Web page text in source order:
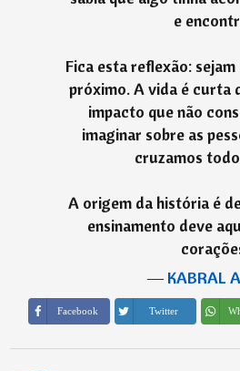
e
Fica esta reflexão:
próximo. A vida é curta
impacto que não
imaginar sobre as
cruzamos
A origem da história é
ensinamento deve
―KABRAL
Facebook Twitter